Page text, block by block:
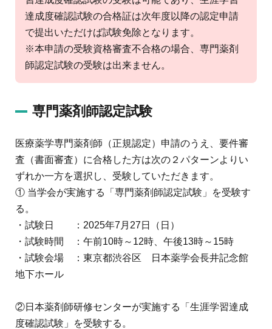
達成度確認試験の合格証は次年度以降の認定申請
で提出いただけば試験免除となります。
※本申請の受験資格審査不合格の場合、専門薬剤
師認定試験の受験は出来ません。
専門薬剤師認定試験
医療薬学専門薬剤師（正規認定）申請のうえ、要件審
査（書面審査）に合格した方は次の２パターンよりい
ずれか一方を選択し、受験していただきます。
① 当学会が実施する「専門薬剤師認定試験」を受験す
る。
・試験日 ：2025年7月27日（日）
・試験時間 ：午前10時～12時、午後13時～15時
・試験会場 ：東京都渋谷区 日本薬学会長井記念館
地下ホール
②日本薬剤師研修センターが実施する「生涯学習達成
度確認試験」を受験する。